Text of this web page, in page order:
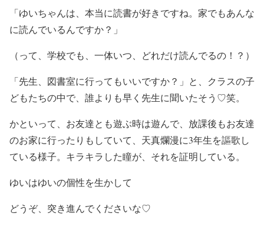
「ゆいちゃんは、本当に読書が好きですね。家でもあんな
に読んでいるんですか？」
（って、学校でも、一体いつ、どれだけ読んでるの！？）
「先生、図書室に行ってもいいですか？」と、クラスの子
どもたちの中で、誰よりも早く先生に聞いたそう♡笑。
かといって、お友達とも遊ぶ時は遊んで、放課後もお友達
のお家に行ったりもしていて、天真爛漫に3年生を謳歌し
ている様子。キラキラした瞳が、それを証明している。
ゆいはゆいの個性を生かして
どうぞ、突き進んでくださいな♡